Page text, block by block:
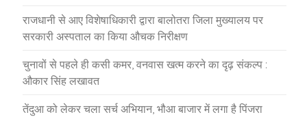
राजधानी से आए विशेषाधिकारी द्वारा बालोतरा जिला मुख्यालय पर
सरकारी अस्पताल का किया औचक निरीक्षण
चुनावों से पहले ही कसी कमर, वनवास खत्म करने का दृढ़ संकल्प :
औकार सिंह लखावत
तेंदुआ को लेकर चला सर्च अभियान, भौआ बाजार में लगा है पिंजरा